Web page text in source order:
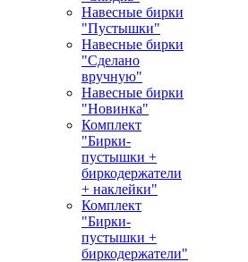
Навесные бирки
"Пустышки"
Навесные бирки
"Сделано
вручную"
Навесные бирки
"Новинка"
Комплект
"Бирки-
пустышки +
биркодержатели
+ наклейки"
Комплект
"Бирки-
пустышки +
биркодержатели"